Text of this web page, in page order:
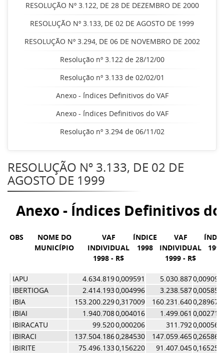
RESOLUÇÃO Nº 3.122, DE 28 DE DEZEMBRO DE 2000
RESOLUÇÃO Nº 3.133, DE 02 DE AGOSTO DE 1999
RESOLUÇÃO Nº 3.294, DE 06 DE NOVEMBRO DE 2002
Resolução nº 3.122 de 28/12/00
Resolução nº 3.133 de 02/02/01
Anexo - Índices Definitivos do VAF
Anexo - Índices Definitivos do VAF
Resolução nº 3.294 de 06/11/02
RESOLUÇÃO Nº 3.133, DE 02 DE
AGOSTO DE 1999
Anexo - Índices Definitivos do
OBS
NOME DO
MUNICÍPIO
VAF
INDIVIDUAL
1998 - R$
ÍNDICE
1998
VAF
INDIVIDUAL
1999 - R$
1999
IAPU 4.634.8190,009591 5.030.8870,009095
IBERTIOGA
2.414.1930,004996 3.238.5870,005855
IBIA
153.200.2290,317009 160.231.6400,289674
IBIAI
1.940.7080,004016 1.499.061 0,002710
IBIRACATU
99.5200,000206 311.7920,000564
IBIRACI
137.504.1860,284530 147.059.4650,265861
IBIRITE
75.496.1330,156220 91.407.0450,165250